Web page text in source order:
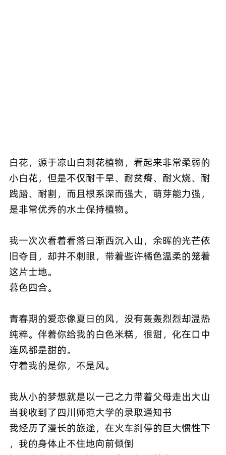
白花，源于凉山白刺花植物，看起来非常柔弱的
小白花，但是不仅耐干旱、耐贫瘠、耐火烧、耐
践踏、耐割，而且根系深而强大，萌芽能力强，
是非常优秀的水土保持植物。
我一次次看着看落日渐西沉入山，余晖的光芒依
旧夺目，却并不刺眼，带着些许橘色温柔的笼着
这片士地。
暮色四合。
青春期的爱恋像夏日的风，没有轰轰烈烈却温热
纯粹。伴着你给我的白色米糕，很甜，化在口中
连风都是甜的。
守着我的是你，不是风。
我从小的梦想就是以一己之力带着父母走出大山
当我收到了四川师范大学的录取通知书
我经历了漫长的旅途，在火车刹停的巨大惯性下
，我的身体止不住地向前倾倒